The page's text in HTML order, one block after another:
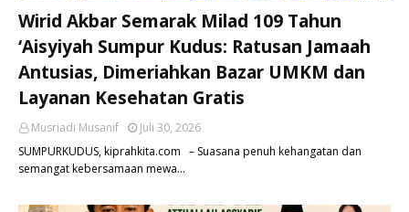
Wirid Akbar Semarak Milad 109 Tahun
‘Aisyiyah Sumpur Kudus: Ratusan Jamaah
Antusias, Dimeriahkan Bazar UMKM dan
Layanan Kesehatan Gratis
Musriadi Musanif
Juli 30, 2026
SUMPURKUDUS, kiprahkita.com – Suasana penuh kehangatan dan
semangat kebersamaan mewa…